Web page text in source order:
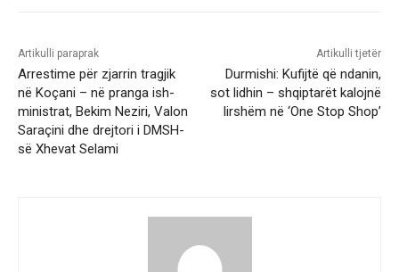
Artikulli paraprak
Arrestime për zjarrin tragjik
në Koçani – në pranga ish-
ministrat, Bekim Neziri, Valon
Saraçini dhe drejtori i DMSH-
së Xhevat Selami
Artikulli tjetër
Durmishi: Kufijtë që ndanin,
sot lidhin – shqiptarët kalojnë
lirshëm në ‘One Stop Shop’